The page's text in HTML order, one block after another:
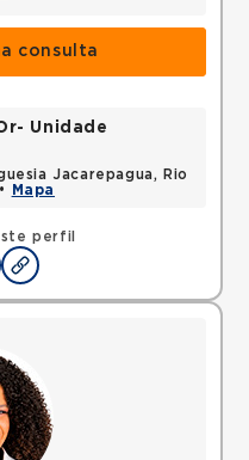
consulta
perfil
Unidade
Jacarepagua, Rio
Mapa